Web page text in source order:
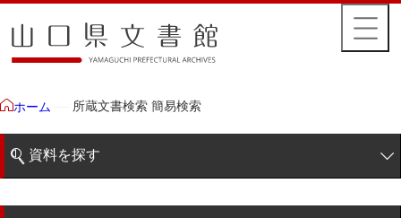
ホーム 所蔵文書検索 簡易検索
資料を探す